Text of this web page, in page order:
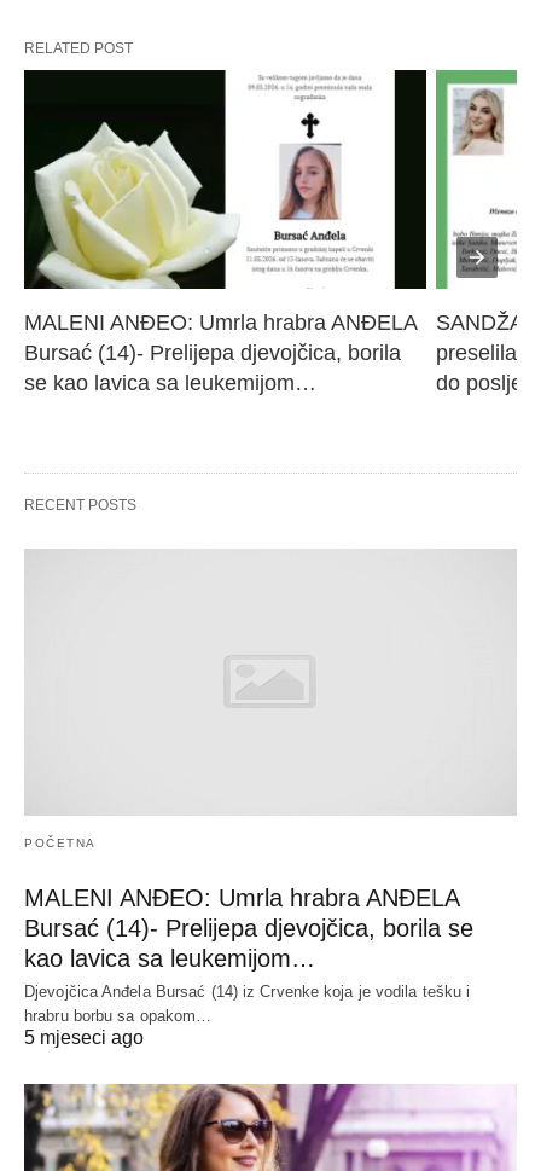
RELATED POST
MALENI ANĐEO: Umrla hrabra ANĐELA
Bursać (14)- Prelijepa djevojčica, borila
se kao lavica sa leukemijom…
preselila
do
RECENT POSTS
POČETNA
MALENI ANĐEO: Umrla hrabra ANĐELA
Bursać (14)- Prelijepa djevojčica, borila se
kao lavica sa leukemijom…
Djevojčica Anđela Bursać (14) iz Crvenke koja je vodila tešku i
hrabru borbu sa opakom…
5 mjeseci ago